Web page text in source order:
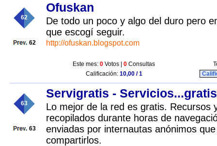
62
62
Ofuskan
De todo un poco y algo del duro pero
que escogí seguir.
http://ofuskan.blogspot.com
Este mes: 0 Votos | 0 Consultas
Calificación: 10,00 / 1
63
63
Servigratis -
Lo mejor de la red es gratis. Recursos
recopilados durante horas de
enviadas por internautas anónimos
compartirlos.